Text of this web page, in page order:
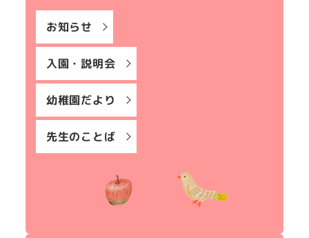
お知らせ
入園・説明会
幼稚園だより
先生のことば